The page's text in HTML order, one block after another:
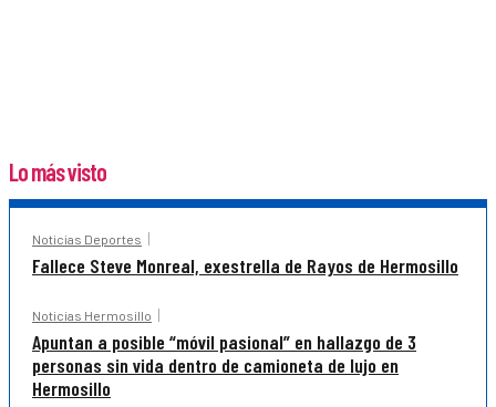
Lo más visto
Noticias Deportes
Fallece Steve Monreal, exestrella de Rayos de Hermosillo
Noticias Hermosillo
Apuntan a posible “móvil pasional” en hallazgo de 3
personas sin vida dentro de camioneta de lujo en
Hermosillo